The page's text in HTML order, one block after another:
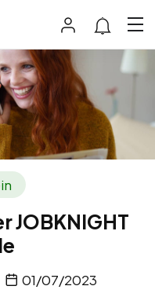
JOBKNIGHT
01/07/2023